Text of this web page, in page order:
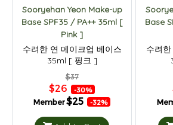
Sooryehan Yeon Make-up
Base SPF35 / PA++ 35ml [
Pink ]
수려한 연 메이크업 베이스
35ml [ 핑크 ]
$37
$26 -30%
Member$25 -32%
Base
수려